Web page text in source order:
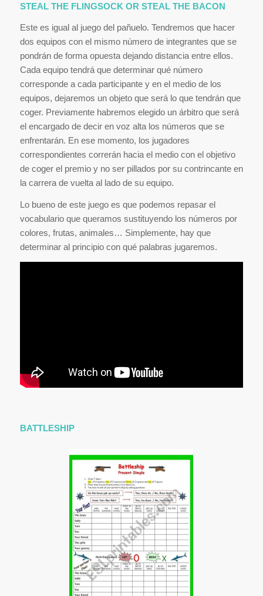
STEAL THE FLINGSOCK OR STEAL THE BACON
Este es igual al juego del pañuelo. Tendremos que hacer
dos equipos con el mismo número de integrantes que se
pondrán de forma opuesta dejando distancia entre ellos.
Cada equipo tendrá que determinar qué número
corresponde a cada participante y en el medio de los
equipos, dejaremos un objeto que será lo que tendrán que
coger. Previamente habremos elegido un árbitro que será
el encargado de decir en voz alta los números que se
enfrentarán. En ese momento, los jugadores
correspondientes correrán hacia el medio con el objetivo
de coger el premio y no ser pillados por su contrincante en
la carrera de vuelta al lado de su equipo.
Lo bueno de este juego es que podemos repasar el
vocabulario que queramos sustituyendo los números por
colores, frutas, animales… Simplemente, hay que
determinar al principio con qué palabras jugaremos.
BATTLESHIP